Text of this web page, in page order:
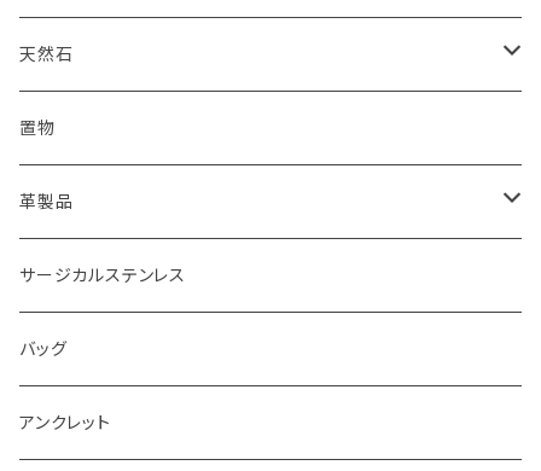
天然石
オイル
ピアス
置物
革製品
ピアス
キーホルダー
サージカルステンレス
バッグ
アンクレット